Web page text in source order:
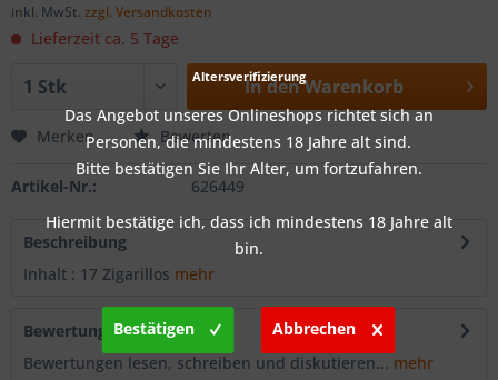
inkl. MwSt. zzgl. Versandkosten
Lieferzeit ca. 5 Tage
In denWarenkorb
Merken Bewerten
Artikel-Nr.: 626449
Beschreibung
Inhalt : 17 Zigarillos mehr
Bewertungen
0
Bewertungen lesen, schreiben und diskutieren... mehr
Altersverifizierung
Das Angebot unseres Onlineshops richtet sich an
Personen, die mindestens 18 Jahre alt sind.
Bitte bestätigen Sie Ihr Alter, um fortzufahren.
Hiermit bestätige ich, dass ich mindestens 18 Jahre alt
bin.
Bestätigen Abbrechen